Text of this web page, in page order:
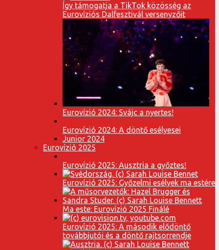
Így támogatja a TikTok közösség az
Eurovíziós Dalfesztivál versenyzőit
Eurovízió 2024: Svájc a nyertes!
Eurovízió 2024: A döntő esélyesei
Junior 2024
Eurovízió 2025
Eurovízió 2025: Ausztria a győztes!
Eurovízió 2025: Győzelmi esélyek ma estére
Ma este: Eurovízió 2025 Finálé
Eurovízió 2025: A második elődöntő
továbbjutói és a döntő rajtsorrendje